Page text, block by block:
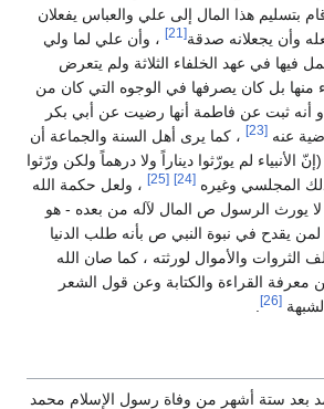
بتسليم هذا المال إلى علي والعباس يفعلان
وأن يجعلانه صدقة[21]
، وأن علي لما ولي
فيها في عهد الخلفاء الثلاثة ولم يتعرض
منها بل كان يصرفها في الوجوه التي كان من
و أنه ثبت عن فاطمة أنها رضيت عن أبي بكر
عنه [23]
، كما يرى أهل السنة والجماعة أن
لم يورّثوا ديناراً ولا درهماً ولكن ورّثوا
المجلسي وغيره [24]
[25]
، ولعل حكمة الله
يورث الرسول ص المال لآله من بعده - هو
يقدح في نبوة النبي ص بأنه طلب الدنيا
الثروات والأموال لورثته ، كما صان الله
القراءة والكتابة وعن قول الشعر
[26]
بعد ستة أشهر من وفاة رسول الإسلام محمد